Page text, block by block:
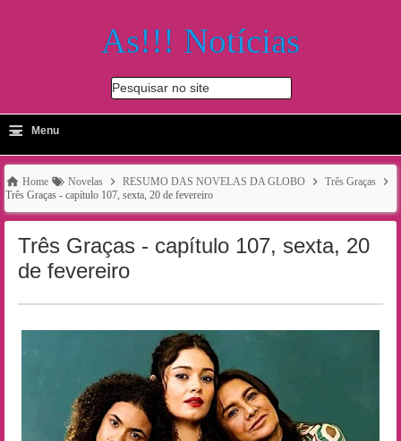
As!!! Notícias
Pesquisar no site
-
≡ Menu
Home Novelas RESUMO DAS NOVELAS DA GLOBO
Três Graças
Três Graças - capítulo 107, sexta, 20 de fevereiro
Três Graças - capítulo 107, sexta, 20
de fevereiro